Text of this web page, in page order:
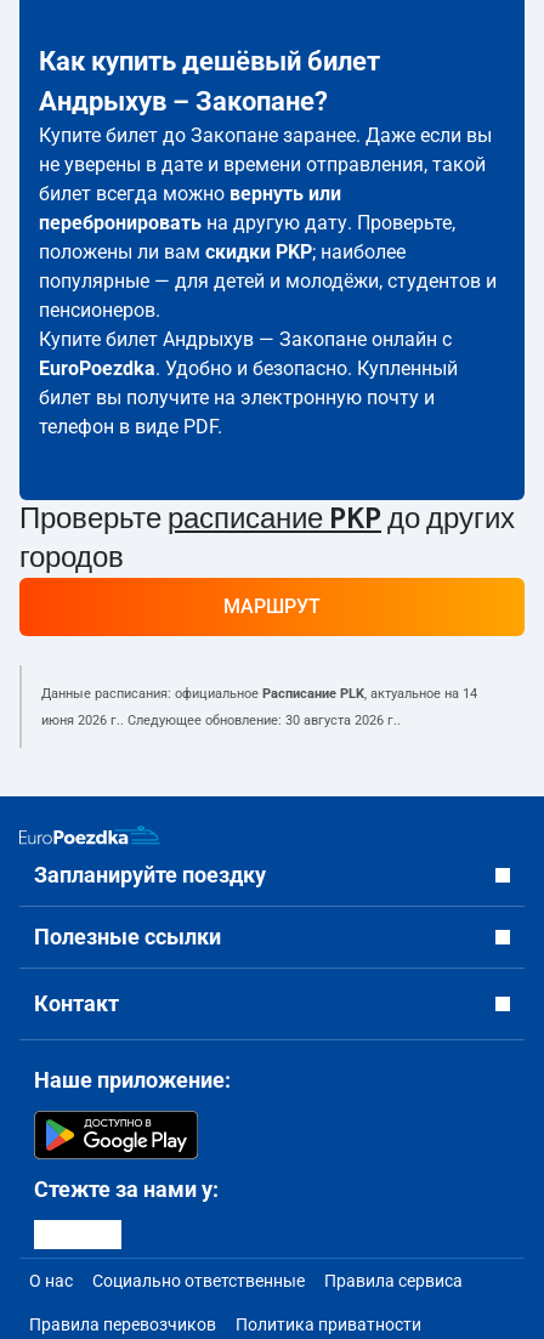
Как купить дешёвый билет
Андрыхув – Закопане?
Купите билет до Закопане заранее. Даже если вы
не уверены в дате и времени отправления, такой
билет всегда можно вернуть или
перебронировать на другую дату. Проверьте,
положены ли вам скидки PKP; наиболее
популярные — для детей и молодёжи, студентов и
пенсионеров.
Купите билет Андрыхув — Закопане онлайн с
EuroPoezdka. Удобно и безопасно. Купленный
билет вы получите на электронную почту и
телефон в виде PDF.
Проверьте расписание PKP до других
городов
МАРШРУТ
Данные расписания: официальное Расписание PLK, актуальное на 14
июня 2026 г.. Следующее обновление: 30 августа 2026 г..
Запланируйте поездку
Полезные ссылки
Контакт
Наше приложение:
Стежте за нами у:
О нас Социально ответственные Правила сервиса
Правила перевозчиков Политика приватности